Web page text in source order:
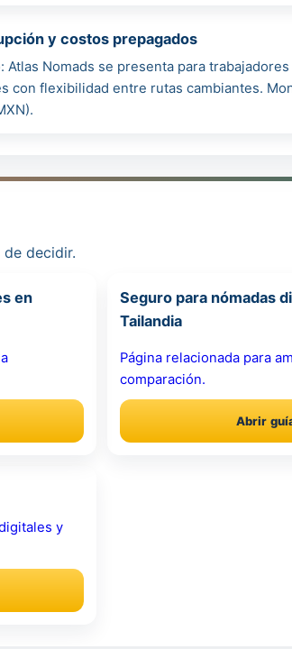
y costos prepagados
Atlas Nomads se presenta para
con flexibilidad entre rutas cambiantes.
decidir.
en
Seguro para nómadas
Tailandia
Página relacionada para
comparación.
Abrir
y